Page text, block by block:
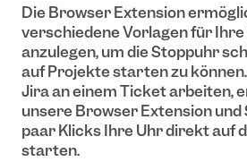
Die Browser Extension
verschiedene Vorlagen für Ihre
anzulegen, um die Stoppuhr
auf Projekte starten zu können.
Jira an einem Ticket arbeiten,
unsere Browser Extension und
paar Klicks Ihre Uhr direkt auf
starten.